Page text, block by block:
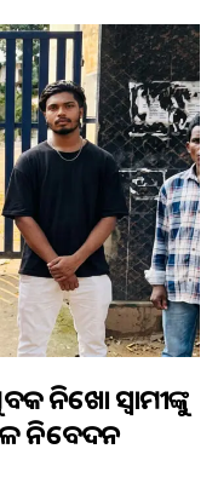
ନିଖୋଜ ସ୍ବାମୀଙ୍କୁ
ନିବେଦନ